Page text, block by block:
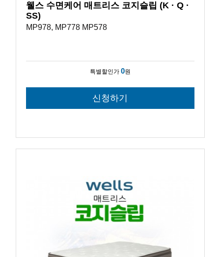
웰스 수면케어 매트리스 코지슬립 (K · Q ·
SS)
MP978, MP778 MP578
특별할인가 0원